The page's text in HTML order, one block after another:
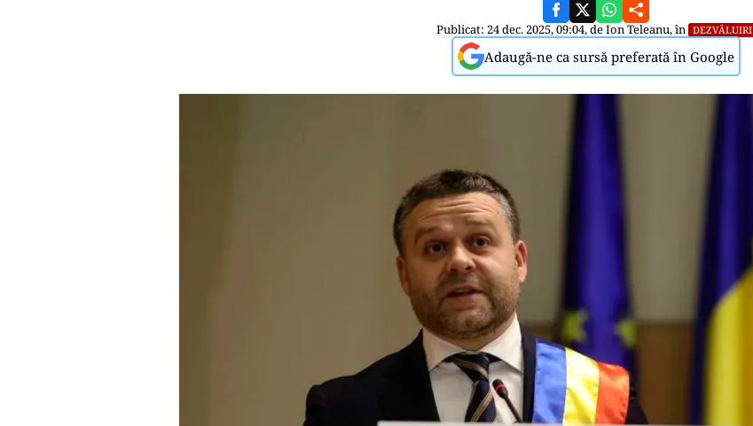
Publicat: 24 dec. 2025, 09:04, deIon Teleanu, în DEZVĂLUIRI
Adaugă-ne ca sursă preferată în Google